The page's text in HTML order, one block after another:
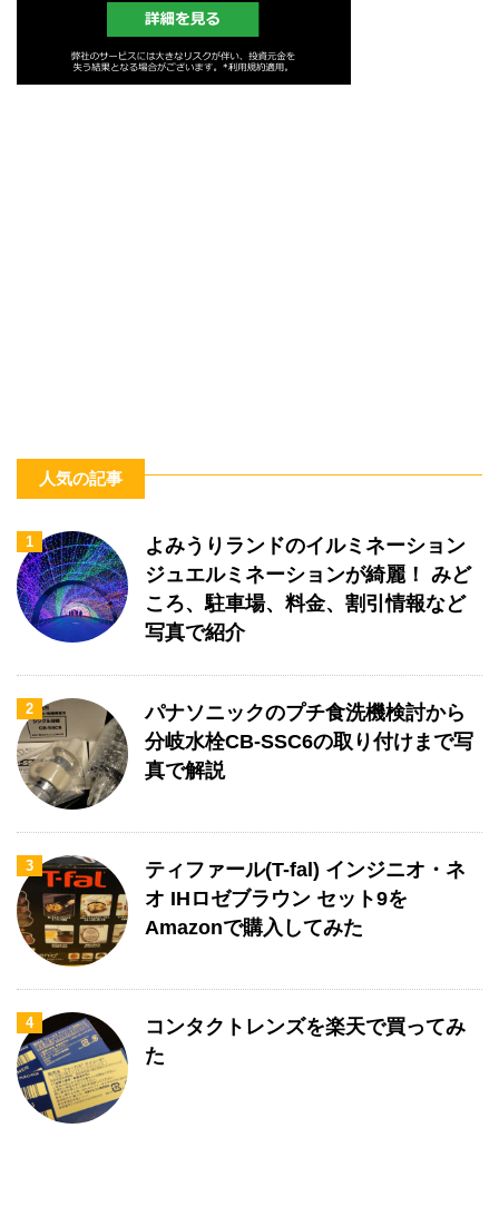
人気の記事
1
よみうりランドのイルミネーション
ジュエルミネーションが綺麗！ みど
ころ、駐車場、料金、割引情報など
写真で紹介
2
パナソニックのプチ食洗機検討から
分岐水栓CB-SSC6の取り付けまで写
真で解説
3
ティファール(T-fal) インジニオ・ネ
オ IHロゼブラウン セット9を
Amazonで購入してみた
4
コンタクトレンズを楽天で買ってみ
た